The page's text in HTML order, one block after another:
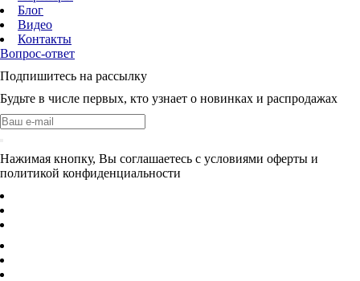
Блог
Видео
Контакты
Вопрос-ответ
Подпишитесь на рассылку
Будьте в числе первых, кто узнает о новинках и распродажах
Нажимая кнопку, Вы соглашаетесь с условиями оферты и
политикой конфиденциальности